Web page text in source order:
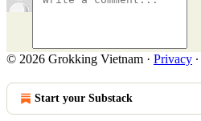
© 2026 Grokking Vietnam · Privacy ∙
Start your Substack